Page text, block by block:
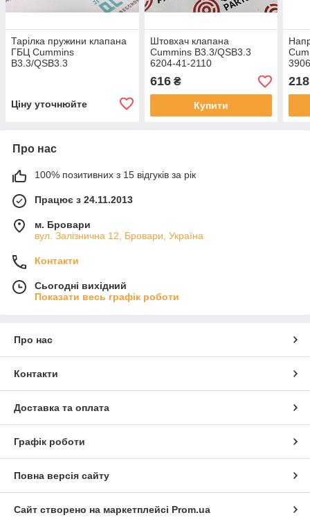
Тарілка пружини клапана
ГБЦ Cummins
B3.3/QSB3.3
Ціну уточнюйте
Штовхач клапана
Cummins B3.3/QSB3.3
6204-41-2110
616₴
Купити
218
Про нас
100% позитивних з 15 відгуків за рік
Працює з 24.11.2013
м. Бровари
вул. Залізнична 12, Бровари, Україна
Контакти
Сьогодні вихідний
Показати весь графік роботи
Про нас
Контакти
Доставка та оплата
Графік роботи
Повна версія сайту
Сайт створено на маркетплейсі Prom.ua